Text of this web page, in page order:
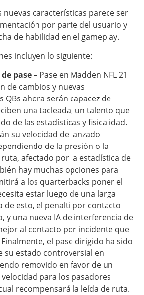
nuevas características parece ser
por parte del usuario y
de habilidad en el gameplay.
incluyen lo siguiente:
pase– Pase en Madden NFL 21
de cambios y nuevas
QBs ahora serán capacez de
una tacleada, un talento que
de las estadísticas y fisicalidad.
su velocidad de lanzado
de la presión o la
afectado por la estadística de
hay muchas opciones para
a los quarterbacks poner el
estar luego de una larga
de esto, el penalti por contacto
y una nueva IA de interferencia de
al contacto por incidente que
el pase dirigido ha sido
su estado controversial en
removido en favor de un
para los pasadores
recompensará la leída de ruta.